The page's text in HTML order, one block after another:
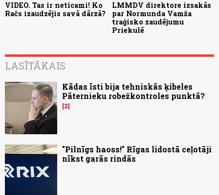
VIDEO. Tas ir neticami! Ko
Račs izaudzējis savā dārzā?
LMMDV direktore izsakās
par Normunda Vamža
traģisko zaudējumu
Priekulē
LASĪTĀKAIS
Kādas īsti bija tehniskās ķibeles
Pāternieku robežkontroles punktā?
2
"Pilnīgs haoss!" Rīgas lidostā ceļotāji
nīkst garās rindās